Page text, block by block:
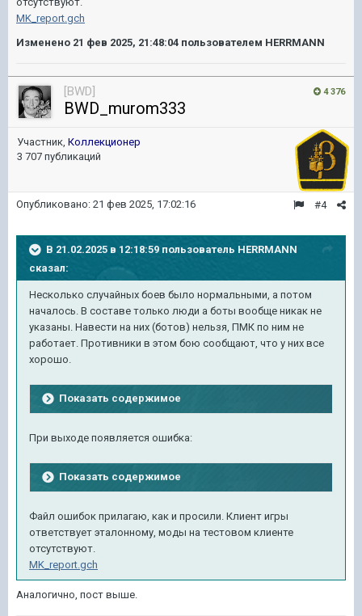
MK_report.gch
Изменено 21 фев 2025, 21:48:04 пользователем HERRMANN
4 376
[BWD]
BWD_murom333
Участник, Коллекционер
3 707 публикаций
#4
Опубликовано: 21 фев 2025, 17:02:16
В 21.02.2025 в 12:18:59 пользователь HERRMANN
сказал:
Несколько случайных боев было нормальными, а потом
началось. В составе только люди а боты вообще никак не
указаны. Навести на них (ботов) нельзя, ПМК по ним не
работает. Противники в этом бою сообщают, что у них все
хорошо.
Показать содержимое
При выходе появляется ошибка:
Показать содержимое
Файл ошибок прилагаю, как и просили. Клиент игры
ответствует эталонному, моды на тестовом клиенте
отсутствуют.
MK_report.gch
Аналогично, пост выше.